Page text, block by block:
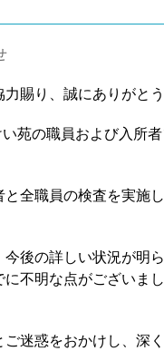
賜り、誠にありがとう
苑の職員および入所
全職員の検査を実施
後の詳しい状況が明
不明な点がございま
迷惑をおかけし、深